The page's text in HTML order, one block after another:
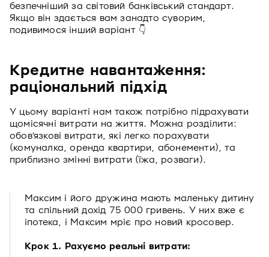
безпечніший за світовий банківський стандарт.
Якщо він здається вам занадто суворим,
подивимося інший варіант 👇
Кредитне навантаження:
раціональний підхід
У цьому варіанті нам також потрібно підрахувати
щомісячні витрати на життя. Можна розділити:
обовʼязкові витрати, які легко порахувати
(комуналка, оренда квартири, абонементи), та
приблизно змінні витрати (їжа, розваги).
Максим і його дружина мають маленьку дитину
та спільний дохід 75 000 гривень. У них вже є
іпотека, і Максим мріє про новий кросовер.
Крок 1. Рахуємо реальні витрати: